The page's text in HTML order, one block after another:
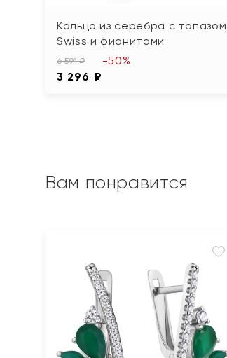
Кольцо из серебра с топазом
Swiss и фианитами
6 591 ₽
3 296 ₽
-50%
Вам понравится